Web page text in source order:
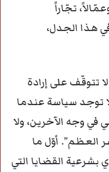
تجّاراً
هذا الجدل،
تتوقّف على إرادة
توجد سياسة عندما
في وجه الآخرين، ولا
العظم”. أوّل ما
بشرعية القضايا التي